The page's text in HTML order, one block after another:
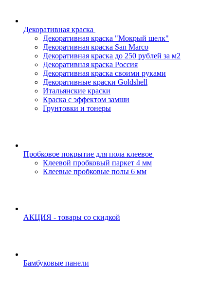
Декоративная краска
Декоративная краска "Мокрый шелк"
Декоративная краска San Marco
Декоративная краска до 250 рублей за м2
Декоративная краска Россия
Декоративная краска своими руками
Декоративные краски Goldshell
Итальянские краски
Краска с эффектом замши
Грунтовки и тонеры
Пробковое покрытие для пола клеевое
Клеевой пробковый паркет 4 мм
Клеевые пробковые полы 6 мм
АКЦИЯ - товары со скидкой
Бамбуковые панели